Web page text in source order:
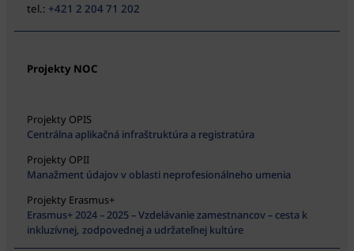
tel.: +421 2 204 71 202
Projekty NOC
Projekty OPIS
Centrálna aplikačná infraštruktúra a registratúra
Projekty OPII
Manažment údajov v oblasti neprofesionálneho umenia
Projekty Erasmus+
Erasmus+ 2024 – 2025 – Vzdelávanie zamestnancov – cesta k
inkluzívnej, zodpovednej a udržateľnej kultúre